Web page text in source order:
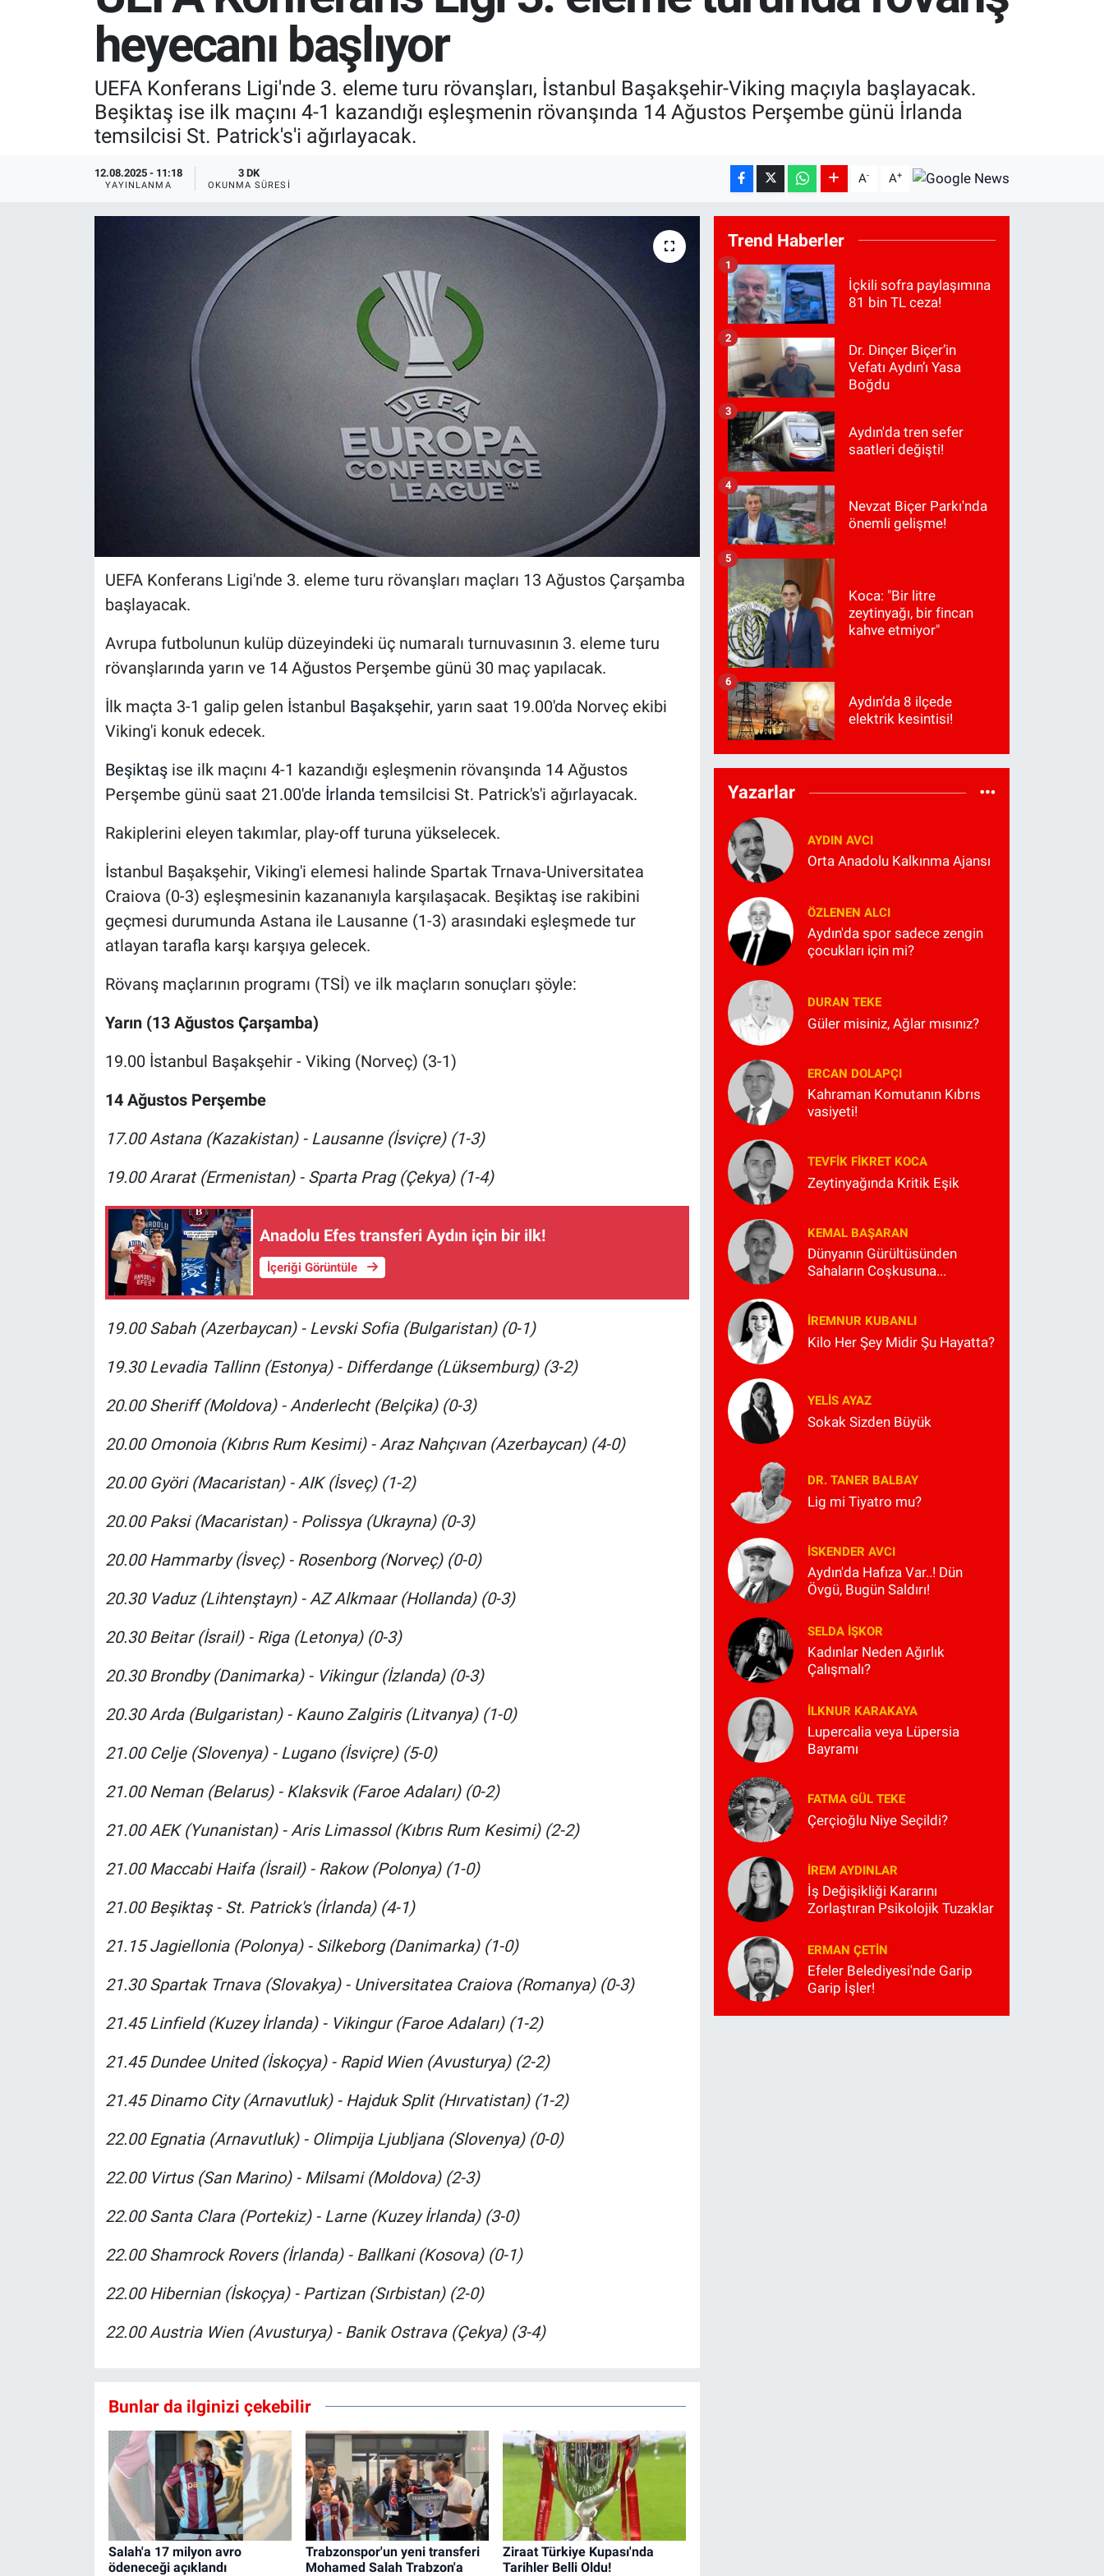
heyecanı başlıyor
UEFA Konferans Ligi'nde 3. eleme turu rövanşları, İstanbul Başakşehir-Viking maçıyla başlayacak.
Beşiktaş ise ilk maçını 4-1 kazandığı eşleşmenin rövanşında 14 Ağustos Perşembe günü İrlanda
temsilcisi St. Patrick's'i ağırlayacak.
12.08.2025 - 11:18
YAYINLANMA
3 DK
OKUNMA SÜRESI A- A+
UEFA Konferans Ligi'nde 3. eleme turu rövanşları maçları 13 Ağustos Çarşamba
başlayacak.
Avrupa futbolunun kulüp düzeyindeki üç numaralı turnuvasının 3. eleme turu
rövanşlarında yarın ve 14 Ağustos Perşembe günü 30 maç yapılacak.
İlk maçta 3-1 galip gelen İstanbul Başakşehir, yarın saat 19.00'da Norveç ekibi
Viking'i konuk edecek.
Beşiktaşise ilk maçını 4-1 kazandığı eşleşmenin rövanşında 14 Ağustos
Perşembe günü saat 21.00'de İrlanda temsilcisi St. Patrick's'i ağırlayacak.
Rakiplerini eleyen takımlar, play-off turuna yükselecek.
İstanbul Başakşehir, Viking'i elemesi halinde Spartak Trnava-Universitatea
Craiova (0-3) eşleşmesinin kazananıyla karşılaşacak. Beşiktaş ise rakibini
geçmesi durumunda Astana ile Lausanne (1-3) arasındaki eşleşmede tur
atlayan tarafla karşı karşıya gelecek.
Rövanş maçlarının programı (TSİ) ve ilk maçların sonuçları şöyle:
Yarın (13 Ağustos Çarşamba)
19.00 İstanbul Başakşehir - Viking (Norveç) (3-1)
14 Ağustos Perşembe
17.00 Astana (Kazakistan) - Lausanne (İsviçre) (1-3)
19.00 Ararat (Ermenistan) - Sparta Prag (Çekya) (1-4)
Anadolu Efes transferi Aydın için bir ilk!
İçeriği Görüntüle
19.00 Sabah (Azerbaycan) - Levski Sofia (Bulgaristan) (0-1)
19.30 Levadia Tallinn (Estonya) - Differdange (Lüksemburg) (3-2)
20.00 Sheriff (Moldova) - Anderlecht (Belçika) (0-3)
20.00 Omonoia (Kıbrıs Rum Kesimi) - Araz Nahçıvan (Azerbaycan) (4-0)
20.00 Györi (Macaristan) - AIK (İsveç) (1-2)
20.00 Paksi (Macaristan) - Polissya (Ukrayna) (0-3)
20.00 Hammarby (İsveç) - Rosenborg (Norveç) (0-0)
20.30 Vaduz (Lihtenştayn) - AZ Alkmaar (Hollanda) (0-3)
20.30 Beitar (İsrail) - Riga (Letonya) (0-3)
20.30 Brondby (Danimarka) - Vikingur (İzlanda) (0-3)
20.30 Arda (Bulgaristan) - Kauno Zalgiris (Litvanya) (1-0)
21.00 Celje (Slovenya) - Lugano (İsviçre) (5-0)
21.00 Neman (Belarus) - Klaksvik (Faroe Adaları) (0-2)
21.00 AEK (Yunanistan) - Aris Limassol (Kıbrıs Rum Kesimi) (2-2)
21.00 Maccabi Haifa (İsrail) - Rakow (Polonya) (1-0)
21.00 Beşiktaş - St. Patrick's (İrlanda) (4-1)
21.15 Jagiellonia (Polonya) - Silkeborg (Danimarka) (1-0)
21.30 Spartak Trnava (Slovakya) - Universitatea Craiova (Romanya) (0-3)
21.45 Linfield (Kuzey İrlanda) - Vikingur (Faroe Adaları) (1-2)
21.45 Dundee United (İskoçya) - Rapid Wien (Avusturya) (2-2)
21.45 Dinamo City (Arnavutluk) - Hajduk Split (Hırvatistan) (1-2)
22.00 Egnatia (Arnavutluk) - Olimpija Ljubljana (Slovenya) (0-0)
22.00 Virtus (San Marino) - Milsami (Moldova) (2-3)
22.00 Santa Clara (Portekiz) - Larne (Kuzey İrlanda) (3-0)
22.00 Shamrock Rovers (İrlanda) - Ballkani (Kosova) (0-1)
22.00 Hibernian (İskoçya) - Partizan (Sırbistan) (2-0)
22.00 Austria Wien (Avusturya) - Banik Ostrava (Çekya) (3-4)
Bunlar da ilginizi çekebilir
Salah'a 17 milyon avro
ödeneceği açıklandı
Trabzonspor'un yeni transferi
Mohamed Salah Trabzon'a
Ziraat Türkiye Kupası'nda
Tarihler Belli Oldu!
Trend Haberler
İçkili sofra paylaşımına
81 bin TL ceza!
1
Dr. Dinçer Biçer’in
Vefatı Aydın’ı Yasa
Boğdu
2
Aydın'da tren sefer
saatleri değişti!
3
Nevzat Biçer Parkı'nda
önemli gelişme!
4
Koca: "Bir litre
zeytinyağı, bir fincan
kahve etmiyor"
5
Aydın’da 8 ilçede
elektrik kesintisi!
6
Yazarlar
AYDIN AVCI
Orta Anadolu Kalkınma Ajansı
ÖZLENEN ALCI
Aydın'da spor sadece zengin
çocukları için mi?
DURAN TEKE
Güler misiniz, Ağlar mısınız?
ERCAN DOLAPÇI
Kahraman Komutanın Kıbrıs
vasiyeti!
TEVFIK FIKRET KOCA
Zeytinyağında Kritik Eşik
KEMAL BAŞARAN
Dünyanın Gürültüsünden
Sahaların Coşkusuna...
İREMNUR KUBANLI
Kilo Her Şey Midir Şu Hayatta?
YELIS AYAZ
Sokak Sizden Büyük
DR. TANER BALBAY
Lig mi Tiyatro mu?
İSKENDER AVCI
Aydın'da Hafıza Var..! Dün
Övgü, Bugün Saldırı!
SELDA İŞKOR
Kadınlar Neden Ağırlık
Çalışmalı?
İLKNUR KARAKAYA
Lupercalia veya Lüpersia
Bayramı
FATMA GÜL TEKE
Çerçioğlu Niye Seçildi?
İREM AYDINLAR
İş Değişikliği Kararını
Zorlaştıran Psikolojik Tuzaklar
ERMAN ÇETIN
Efeler Belediyesi'nde Garip
Garip İşler!
RESMİ İLANLAR